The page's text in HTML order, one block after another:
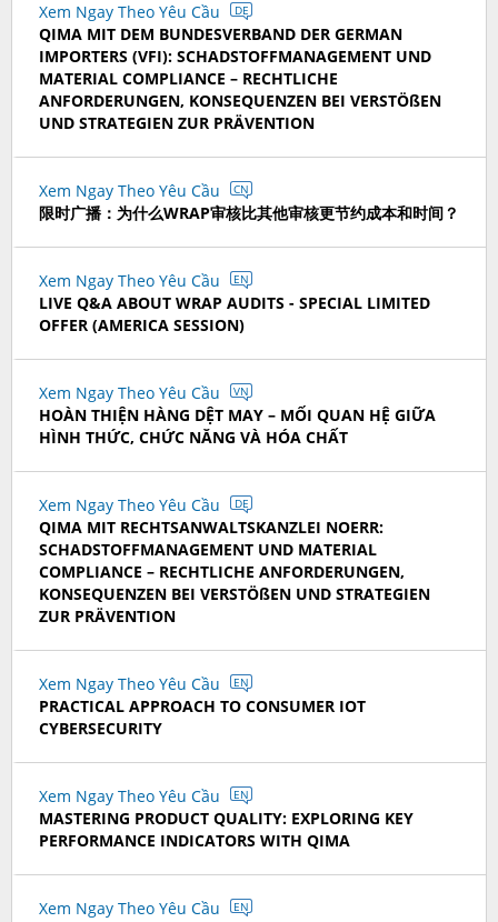
Xem Ngay Theo Yêu Cầu DE
QIMA MIT DEM BUNDESVERBAND DER GERMAN
IMPORTERS (VFI): SCHADSTOFFMANAGEMENT UND
MATERIAL COMPLIANCE – RECHTLICHE
ANFORDERUNGEN, KONSEQUENZEN BEI VERSTÖßEN
UND STRATEGIEN ZUR PRÄVENTION
Xem Ngay Theo Yêu Cầu CN
限时广播：为什么WRAP审核比其他审核更节约成本和时间？
Xem Ngay Theo Yêu Cầu EN
LIVE Q&A ABOUT WRAP AUDITS - SPECIAL LIMITED
OFFER (AMERICA SESSION)
Xem Ngay Theo Yêu Cầu VN
HOÀN THIỆN HÀNG DỆT MAY – MỐI QUAN HỆ GIỮA
HÌNH THỨC, CHỨC NĂNG VÀ HÓA CHẤT
Xem Ngay Theo Yêu Cầu DE
QIMA MIT RECHTSANWALTSKANZLEI NOERR:
SCHADSTOFFMANAGEMENT UND MATERIAL
COMPLIANCE – RECHTLICHE ANFORDERUNGEN,
KONSEQUENZEN BEI VERSTÖßEN UND STRATEGIEN
ZUR PRÄVENTION
Xem Ngay Theo Yêu Cầu EN
PRACTICAL APPROACH TO CONSUMER IOT
CYBERSECURITY
Xem Ngay Theo Yêu Cầu EN
MASTERING PRODUCT QUALITY: EXPLORING KEY
PERFORMANCE INDICATORS WITH QIMA
Xem Ngay Theo Yêu Cầu EN